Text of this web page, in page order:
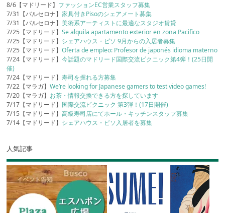
8/6【マドリード】 ファッションEC営業スタッフ募集
7/31【バルセロナ】家具付きPisoのシェアメート募集
7/31【バルセロナ】美術系アーティストに最適なスタジオ賃貸
7/25【マドリード】Se alquila apartamento exterior en zona Pacifico
7/25【マドリード】 シェアハウス・ピソ 9月からの入居者募集
7/25【マドリード】Oferta de empleo: Profesor de japonés idioma materno
7/24【マドリード】今話題のマドリード国際交流ピクニック第4弾！(25日開
催)
7/24【マドリード】寿司を握れる方募集
7/22【マラガ】We’re looking for Japanese gamers to test video games!
7/20【マラガ】 お茶・情報交換できる方を探しています
7/17【マドリード】 国際交流ピクニック 第3弾！(17日開催)
7/15【マドリード】高級寿司店にてホール・キッチンスタッフ募集
7/14【マドリード】 シェアハウス・ピソ入居者を募集
人気記事